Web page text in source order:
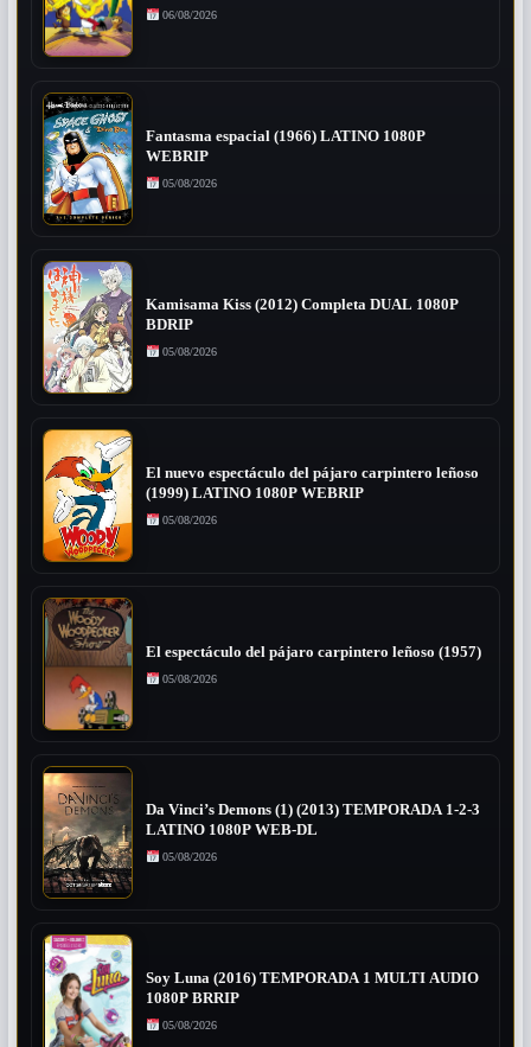
06/08/2026
Fantasma espacial (1966) LATINO 1080P
WEBRIP
05/08/2026
Kamisama Kiss (2012) Completa DUAL 1080P
BDRIP
05/08/2026
El nuevo espectáculo del pájaro carpintero leñoso
(1999) LATINO 1080P WEBRIP
05/08/2026
El espectáculo del pájaro carpintero leñoso (1957)
05/08/2026
Da Vinci’s Demons (1) (2013) TEMPORADA 1-2-3
LATINO 1080P WEB-DL
05/08/2026
Soy Luna (2016) TEMPORADA 1 MULTI AUDIO
1080P BRRIP
05/08/2026